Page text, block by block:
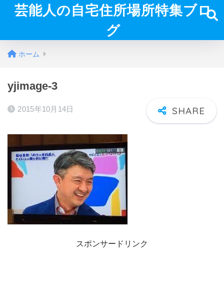
芸能人の自宅住所場所特集ブロ
グ
ホーム
yjimage-3
2015年10月14日
スポンサードリンク